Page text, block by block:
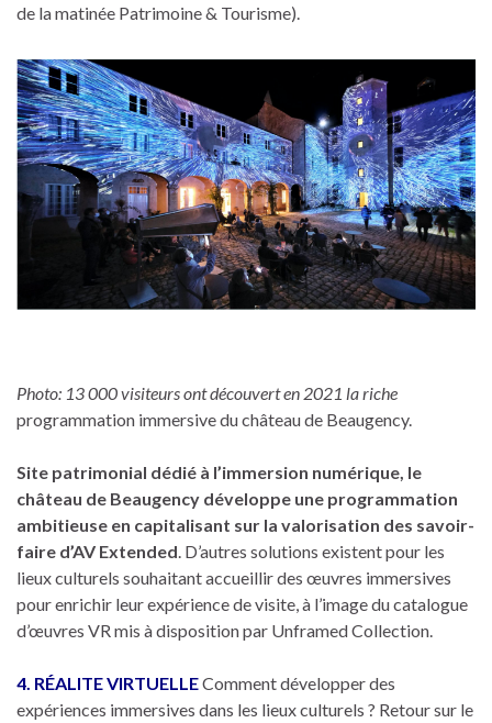
de la matinée Patrimoine & Tourisme).
Photo: 13 000 visiteurs ont découvert en 2021 la riche
programmation immersive du château de Beaugency.
Site patrimonial dédié à l’immersion numérique, le
château de Beaugency développe une programmation
ambitieuse en capitalisant sur la valorisation des savoir-
faire d’AV Extended . D’autres solutions existent pour les
lieux culturels souhaitant accueillir des œuvres immersives
pour enrichir leur expérience de visite, à l’image du catalogue
d’œuvres VR mis à disposition par Unframed Collection.
4. RÉALITE VIRTUELLEComment développer des
expériences immersives dans les lieux culturels ? Retour sur le